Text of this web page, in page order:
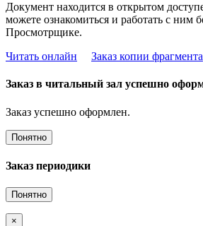
Документ находится в открытом
можете ознакомиться и работать с ним
Просмотрщике.
Читать онлайн
Заказ копии фрагмента
Заказ в читальный зал успешно
Заказ успешно оформлен.
Понятно
Заказ периодики
Понятно
×